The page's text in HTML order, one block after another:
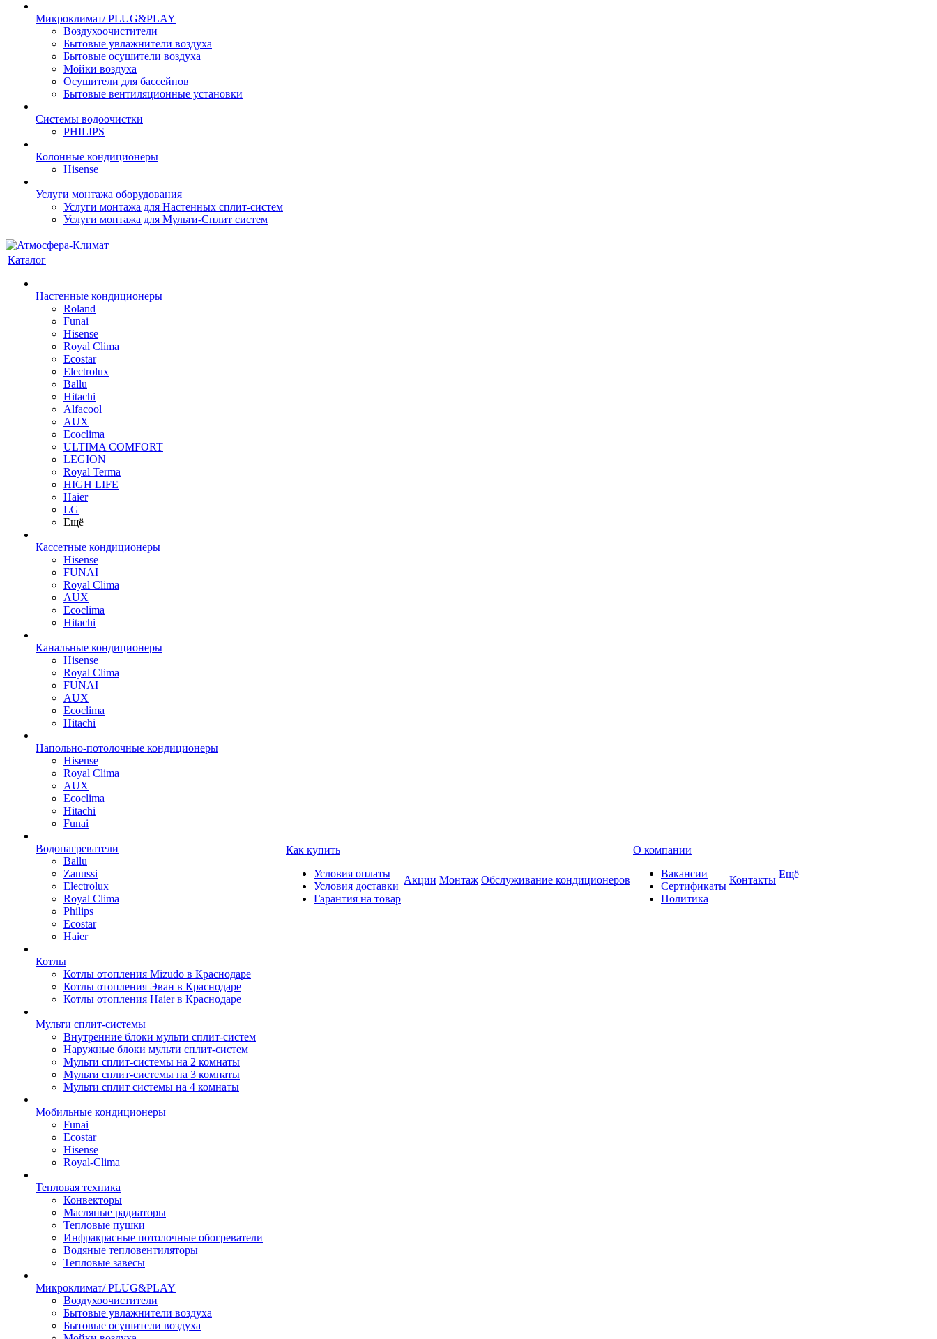
Микроклимат/ PLUG&PLAY
Воздухоочистители
Бытовые увлажнители воздуха
Бытовые осушители воздуха
Мойки воздуха
Осушители для бассейнов
Бытовые вентиляционные установки
Системы водоочистки
PHILIPS
Колонные кондиционеры
Hisense
Услуги монтажа оборудования
Услуги монтажа для Настенных сплит-систем
Услуги монтажа для Мульти-Сплит систем
Каталог
Настенные кондиционеры
Roland
Funai
Hisense
Royal Clima
Ecostar
Electrolux
Ballu
Hitachi
Alfacool
AUX
Ecoclima
ULTIMA COMFORT
LEGION
Royal Terma
HIGH LIFE
Haier
LG
Ещё
Кассетные кондиционеры
Hisense
FUNAI
Royal Clima
AUX
Ecoclima
Hitachi
Канальные кондиционеры
Hisense
Royal Clima
FUNAI
AUX
Ecoclima
Hitachi
Напольно-потолочные кондиционеры
Hisense
Royal Clima
AUX
Ecoclima
Hitachi
Funai
Водонагреватели
Ballu
Zanussi
Electrolux
Royal Clima
Philips
Ecostar
Haier
Котлы
Котлы отопления Mizudo в Краснодаре
Котлы отопления Эван в Краснодаре
Котлы отопления Haier в Краснодаре
Мульти сплит-системы
Внутренние блоки мульти сплит-систем
Наружные блоки мульти сплит-систем
Мульти сплит-системы на 2 комнаты
Мульти сплит-системы на 3 комнаты
Мульти сплит системы на 4 комнаты
Мобильные кондиционеры
Funai
Ecostar
Hisense
Royal-Clima
Тепловая техника
Конвекторы
Масляные радиаторы
Тепловые пушки
Инфракрасные потолочные обогреватели
Водяные тепловентиляторы
Тепловые завесы
Микроклимат/ PLUG&PLAY
Воздухоочистители
Бытовые увлажнители воздуха
Бытовые осушители воздуха
Как купить
Условия оплаты
Условия доставки
Гарантия на товар
Акции Монтаж Обслуживание кондиционеров
О компании
Вакансии
Сертификаты
Политика
Контакты Ещё